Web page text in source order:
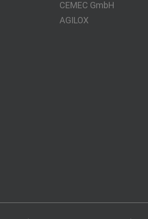
CEMEC GmbH
AGILOX